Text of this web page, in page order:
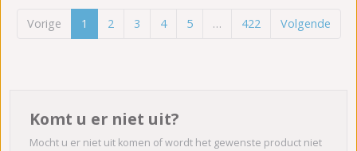
Vorige 1 2 3 4 5 … 422 Volgende
Komt u er niet uit?
Mocht u er niet uit komen of wordt het gewenste product niet